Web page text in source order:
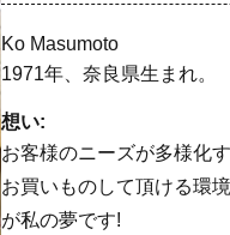
Ko Masumoto
1971年、奈良県生まれ。
想い:
お客様のニーズが多様化
お買いものして頂ける環
が私の夢です!